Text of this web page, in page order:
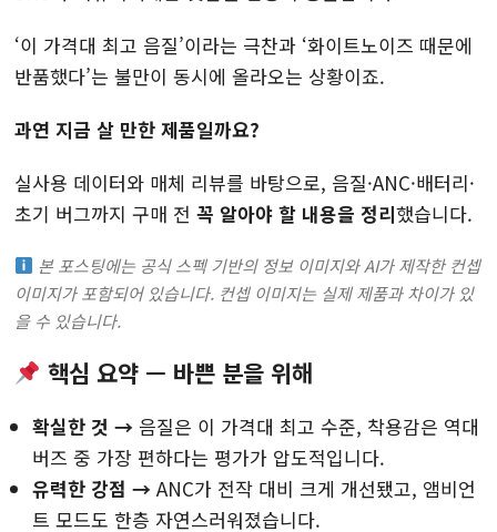
‘이 가격대 최고 음질’이라는 극찬과 ‘화이트노이즈 때문에
반품했다’는 불만이 동시에 올라오는 상황이죠.
과연 지금 살 만한 제품일까요?
실사용 데이터와 매체 리뷰를 바탕으로, 음질·ANC·배터리·
초기 버그까지 구매 전 꼭 알아야 할 내용을 정리했습니다.
본 포스팅에는 공식 스펙 기반의 정보 이미지와 AI가 제작한 컨셉
이미지가 포함되어 있습니다. 컨셉 이미지는 실제 제품과 차이가 있
을 수 있습니다.
핵심 요약 — 바쁜 분을 위해
확실한 것 → 음질은 이 가격대 최고 수준, 착용감은 역대
버즈 중 가장 편하다는 평가가 압도적입니다.
유력한 강점 → ANC가 전작 대비 크게 개선됐고, 앰비언
트 모드도 한층 자연스러워졌습니다.